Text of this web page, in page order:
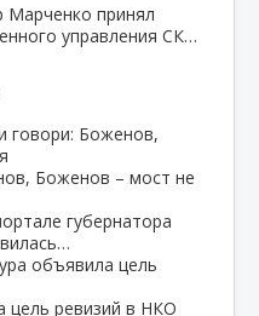
Марченко принял
управления СК…
говори: Боженов,
губернатора
объявила цель